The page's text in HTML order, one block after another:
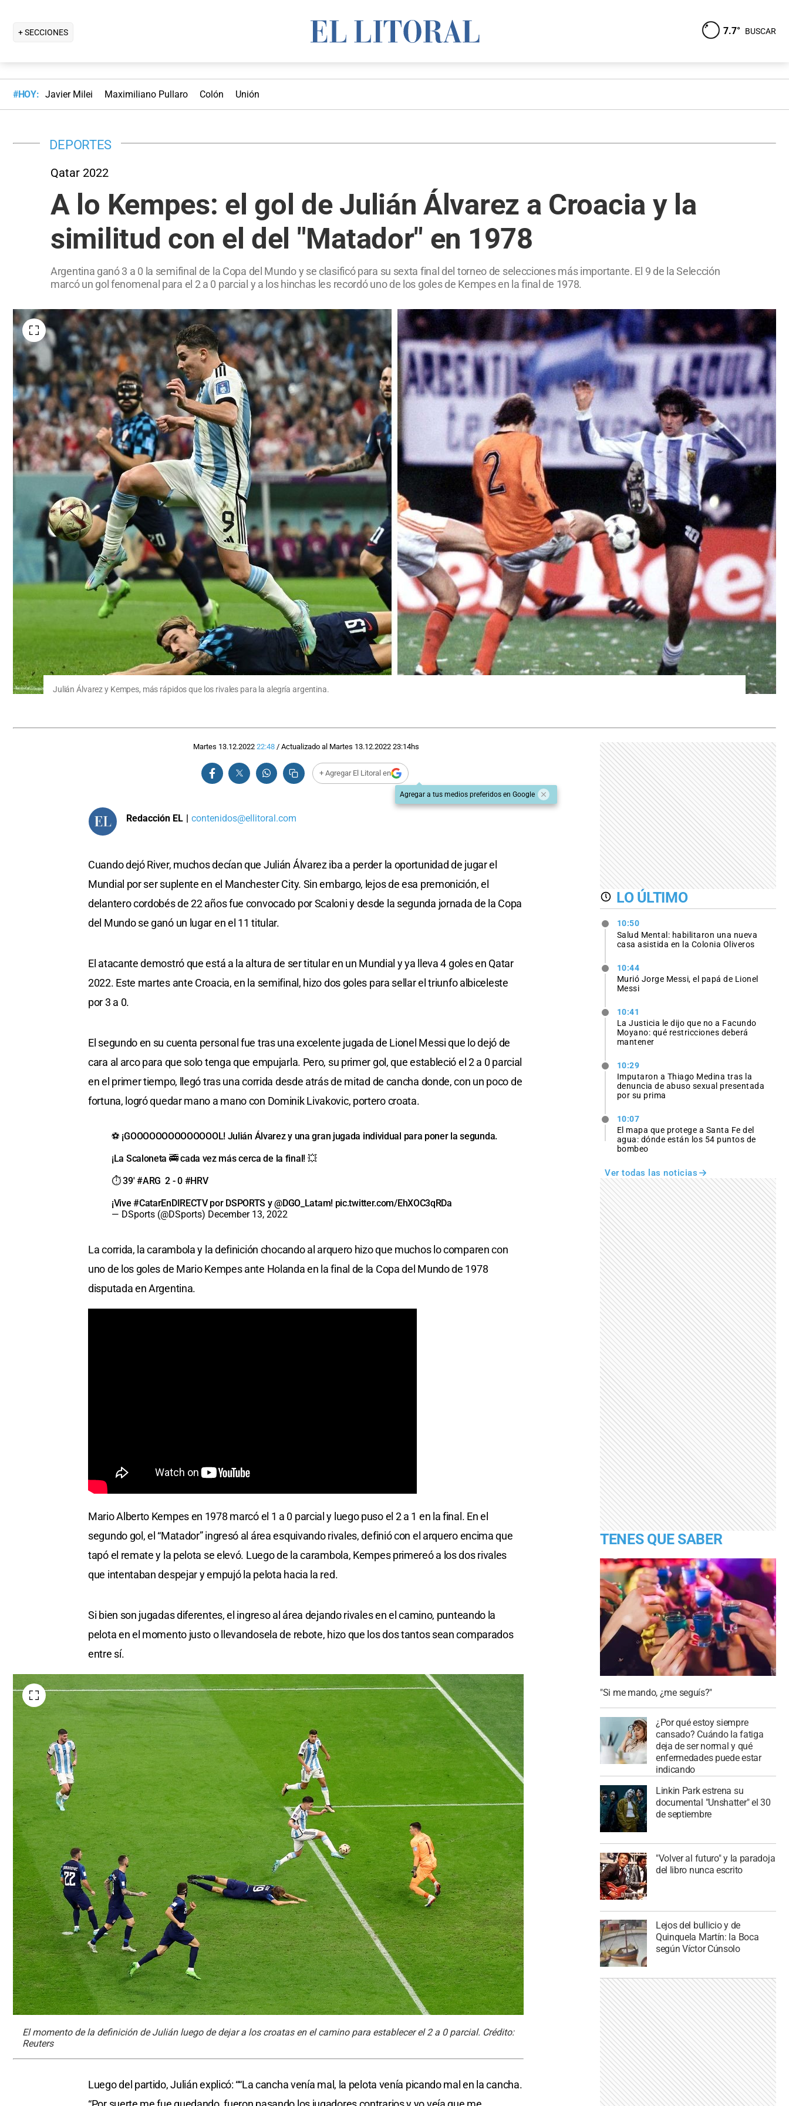
+ SECCIONES 7.7° BUSCAR
#HOY: Javier Milei Maximiliano Pullaro Colón Unión
DEPORTES
Qatar 2022
A lo Kempes: el gol de Julián Álvarez a Croacia y la
similitud con el del "Matador" en 1978
Argentina ganó 3 a 0 la semifinal de la Copa del Mundo y se clasificó para su sexta final del torneo de selecciones más importante. El 9 de la Selección
marcó un gol fenomenal para el 2 a 0 parcial y a los hinchas les recordó uno de los goles de Kempes en la final de 1978.
Julián Álvarez y Kempes, más rápidos que los rivales para la alegría argentina.
Martes 13.12.2022 22:48/ Actualizado al Martes 13.12.2022 23:14hs
+ Agregar El Litoral en
Agregar a tus medios preferidos en Google
Redacción EL | contenidos@ellitoral.com
Cuando dejó River, muchos decían que Julián Álvarez iba a perder la oportunidad de jugar el
Mundial por ser suplente en el Manchester City. Sin embargo, lejos de esa premonición, el
delantero cordobés de 22 años fue convocado por Scaloni y desde la segunda jornada de la Copa
del Mundo se ganó un lugar en el 11 titular.
El atacante demostró que está a la altura de ser titular en un Mundial y ya lleva 4 goles en Qatar
2022. Este martes ante Croacia, en la semifinal, hizo dos goles para sellar el triunfo albiceleste
por 3 a 0.
El segundo en su cuenta personal fue tras una excelente jugada de Lionel Messi que lo dejó de
cara al arco para que solo tenga que empujarla. Pero, su primer gol, que estableció el 2 a 0 parcial
en el primer tiempo, llegó tras una corrida desde atrás de mitad de cancha donde, con un poco de
fortuna, logró quedar mano a mano con Dominik Livakovic, portero croata.
⚽️ ¡GOOOOOOOOOOOOOOL! Julián Álvarez y una gran jugada individual para poner la segunda.
¡La Scaloneta 🚎 cada vez más cerca de la final! 💥
⏱️ 39'#ARG 2 - 0 #HRV
¡Vive#CatarEnDIRECTVpor DSPORTS y@DGO_Latam! pic.twitter.com/EhXOC3qRDa
— DSports (@DSports) December 13, 2022
La corrida, la carambola y la definición chocando al arquero hizo que muchos lo comparen con
uno de los goles de Mario Kempes ante Holanda en la final de la Copa del Mundo de 1978
disputada en Argentina.
Mario Alberto Kempes en 1978 marcó el 1 a 0 parcial y luego puso el 2 a 1 en la final. En el
segundo gol, el “Matador” ingresó al área esquivando rivales, definió con el arquero encima que
tapó el remate y la pelota se elevó. Luego de la carambola, Kempes primereó a los dos rivales
que intentaban despejar y empujó la pelota hacia la red.
Si bien son jugadas diferentes, el ingreso al área dejando rivales en el camino, punteando la
pelota en el momento justo o llevandosela de rebote, hizo que los dos tantos sean comparados
entre sí.
El momento de la definición de Julián luego de dejar a los croatas en el camino para establecer el 2 a 0 parcial. Crédito:
Reuters
Luego del partido, Julián explicó: ““La cancha venía mal, la pelota venía picando mal en la cancha.
LO ÚLTIMO
10:50
Salud Mental: habilitaron una nueva
casa asistida en la Colonia Oliveros
10:44
Murió Jorge Messi, el papá de Lionel
Messi
10:41
La Justicia le dijo que no a Facundo
Moyano: qué restricciones deberá
mantener
10:29
Imputaron a Thiago Medina tras la
denuncia de abuso sexual presentada
por su prima
10:07
El mapa que protege a Santa Fe del
agua: dónde están los 54 puntos de
bombeo
Ver todas las noticias
TENES QUE SABER
"Si me mando, ¿me seguís?"
¿Por qué estoy siempre
cansado? Cuándo la fatiga
deja de ser normal y qué
enfermedades puede estar
indicando
Linkin Park estrena su
documental "Unshatter" el 30
de septiembre
"Volver al futuro" y la paradoja
del libro nunca escrito
Lejos del bullicio y de
Quinquela Martín: la Boca
según Víctor Cúnsolo